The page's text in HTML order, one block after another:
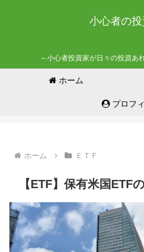
小心者の
～小心者投資家が日々の投資あ
ホーム
プロフ
ホーム ＥＴＦ
【ETF】保有米国ETF